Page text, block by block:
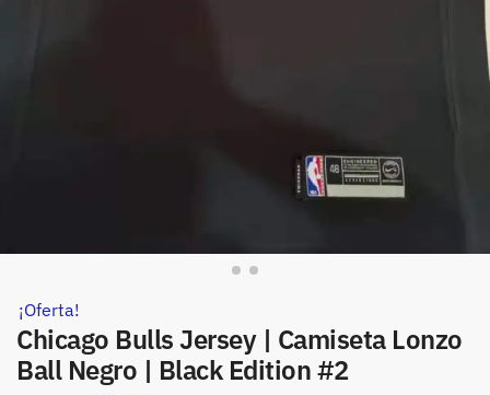
¡Oferta!
Chicago Bulls Jersey | Camiseta Lonzo
Ball Negro | Black Edition #2